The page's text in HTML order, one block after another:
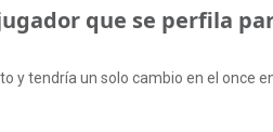
que se perfila
y tendría un solo cambio en el once